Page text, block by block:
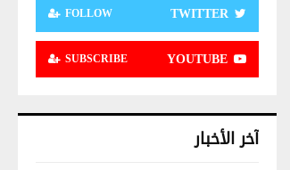
TWITTER
FOLLOW
YOUTUBE
SUBSCRIBE
آخر الأخبار